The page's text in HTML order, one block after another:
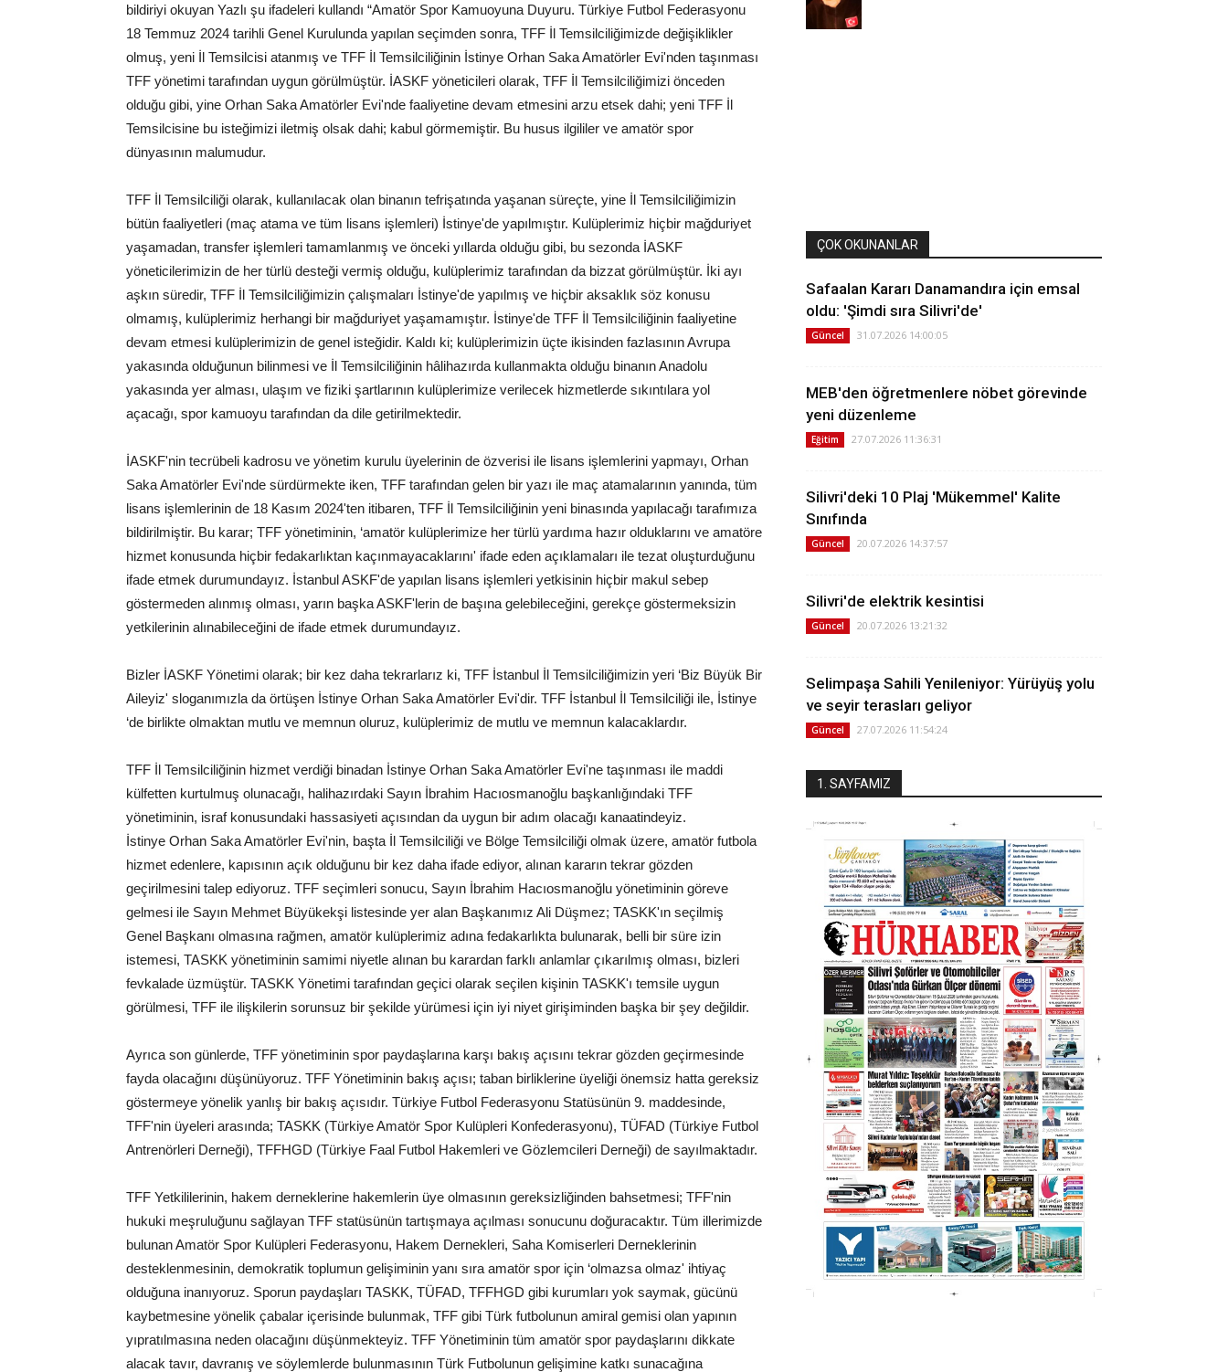
bildiriyi okuyan Yazlı şu ifadeleri kullandı “Amatör Spor Kamuoyuna Duyuru. Türkiye Futbol Federasyonu
18 Temmuz 2024 tarihli Genel Kurulunda yapılan seçimden sonra, TFF İl Temsilciliğimizde değişiklikler
olmuş, yeni İl Temsilcisi atanmış ve TFF İl Temsilciliğinin İstinye Orhan Saka Amatörler Evi'nden taşınması
TFF yönetimi tarafından uygun görülmüştür. İASKF yöneticileri olarak, TFF İl Temsilciliğimizi önceden
olduğu gibi, yine Orhan Saka Amatörler Evi'nde faaliyetine devam etmesini arzu etsek dahi; yeni TFF İl
Temsilcisine bu isteğimizi iletmiş olsak dahi; kabul görmemiştir. Bu husus ilgililer ve amatör spor
dünyasının malumudur.
TFF İl Temsilciliği olarak, kullanılacak olan binanın tefrişatında yaşanan süreçte, yine İl Temsilciliğimizin
bütün faaliyetleri (maç atama ve tüm lisans işlemleri) İstinye'de yapılmıştır. Kulüplerimiz hiçbir mağduriyet
yaşamadan, transfer işlemleri tamamlanmış ve önceki yıllarda olduğu gibi, bu sezonda İASKF
yöneticilerimizin de her türlü desteği vermiş olduğu, kulüplerimiz tarafından da bizzat görülmüştür. İki ayı
aşkın süredir, TFF İl Temsilciliğimizin çalışmaları İstinye'de yapılmış ve hiçbir aksaklık söz konusu
olmamış, kulüplerimiz herhangi bir mağduriyet yaşamamıştır. İstinye'de TFF İl Temsilciliğinin faaliyetine
devam etmesi kulüplerimizin de genel isteğidir. Kaldı ki; kulüplerimizin üçte ikisinden fazlasının Avrupa
yakasında olduğunun bilinmesi ve İl Temsilciliğinin hâlihazırda kullanmakta olduğu binanın Anadolu
yakasında yer alması, ulaşım ve fiziki şartlarının kulüplerimize verilecek hizmetlerde sıkıntılara yol
açacağı, spor kamuoyu tarafından da dile getirilmektedir.
İASKF'nin tecrübeli kadrosu ve yönetim kurulu üyelerinin de özverisi ile lisans işlemlerini yapmayı, Orhan
Saka Amatörler Evi'nde sürdürmekte iken, TFF tarafından gelen bir yazı ile maç atamalarının yanında, tüm
lisans işlemlerinin de 18 Kasım 2024'ten itibaren, TFF İl Temsilciliğinin yeni binasında yapılacağı tarafımıza
bildirilmiştir. Bu karar; TFF yönetiminin, ‘amatör kulüplerimize her türlü yardıma hazır olduklarını ve amatöre
hizmet konusunda hiçbir fedakarlıktan kaçınmayacaklarını' ifade eden açıklamaları ile tezat oluşturduğunu
ifade etmek durumundayız. İstanbul ASKF'de yapılan lisans işlemleri yetkisinin hiçbir makul sebep
göstermeden alınmış olması, yarın başka ASKF'lerin de başına gelebileceğini, gerekçe göstermeksizin
yetkilerinin alınabileceğini de ifade etmek durumundayız.
Bizler İASKF Yönetimi olarak; bir kez daha tekrarlarız ki, TFF İstanbul İl Temsilciliğimizin yeri ‘Biz Büyük Bir
Aileyiz' sloganımızla da örtüşen İstinye Orhan Saka Amatörler Evi'dir. TFF İstanbul İl Temsilciliği ile, İstinye
‘de birlikte olmaktan mutlu ve memnun oluruz, kulüplerimiz de mutlu ve memnun kalacaklardır.
TFF İl Temsilciliğinin hizmet verdiği binadan İstinye Orhan Saka Amatörler Evi'ne taşınması ile maddi
külfetten kurtulmuş olunacağı, halihazırdaki Sayın İbrahim Hacıosmanoğlu başkanlığındaki TFF
yönetiminin, israf konusundaki hassasiyeti açısından da uygun bir adım olacağı kanaatindeyiz.
İstinye Orhan Saka Amatörler Evi'nin, başta İl Temsilciliği ve Bölge Temsilciliği olmak üzere, amatör futbola
hizmet edenlere, kapısının açık olduğunu bir kez daha ifade ediyor, alınan kararın tekrar gözden
geçirilmesini talep ediyoruz. TFF seçimleri sonucu, Sayın İbrahim Hacıosmanoğlu yönetiminin göreve
gelmesi ile Sayın Mehmet Büyükekşi listesinde yer alan Başkanımız Ali Düşmez; TASKK'ın seçilmiş
Genel Başkanı olmasına rağmen, amatör kulüplerimiz adına fedakarlıkta bulunarak, belli bir süre izin
istemesi, TASKK yönetiminin samimi niyetle alınan bu karardan farklı anlamlar çıkarılmış olması, bizleri
fevkalade üzmüştür. TASKK Yönetimi tarafından geçici olarak seçilen kişinin TASKK'ı temsile uygun
görülmesi, TFF ile ilişkilerin sorunsuz bir şekilde yürümesi için iyi niyet girişiminden başka bir şey değildir.
Ayrıca son günlerde, TFF yönetiminin spor paydaşlarına karşı bakış açısını tekrar gözden geçirmesinde
fayda olacağını düşünüyoruz. TFF Yönetiminin bakış açısı; taban birliklerine üyeliği önemsiz hatta gereksiz
göstermeye yönelik yanlış bir bakış açısıdır. Türkiye Futbol Federasyonu Statüsünün 9. maddesinde,
TFF'nin üyeleri arasında; TASKK (Türkiye Amatör Spor Kulüpleri Konfederasyonu), TÜFAD (Türkiye Futbol
Antrenörleri Derneği), TFFHGD (Türkiye Faal Futbol Hakemleri ve Gözlemcileri Derneği) de sayılmaktadır.
TFF Yetkililerinin, hakem derneklerine hakemlerin üye olmasının gereksizliğinden bahsetmesi; TFF'nin
hukuki meşruluğunu sağlayan TFF statüsünün tartışmaya açılması sonucunu doğuracaktır. Tüm illerimizde
bulunan Amatör Spor Kulüpleri Federasyonu, Hakem Dernekleri, Saha Komiserleri Derneklerinin
desteklenmesinin, demokratik toplumun gelişiminin yanı sıra amatör spor için ‘olmazsa olmaz' ihtiyaç
olduğuna inanıyoruz. Sporun paydaşları TASKK, TÜFAD, TFFHGD gibi kurumları yok saymak, gücünü
kaybetmesine yönelik çabalar içerisinde bulunmak, TFF gibi Türk futbolunun amiral gemisi olan yapının
yıpratılmasına neden olacağını düşünmekteyiz. TFF Yönetiminin tüm amatör spor paydaşlarını dikkate
alacak tavır, davranış ve söylemlerde bulunmasının Türk Futbolunun gelişimine katkı sunacağına
ÇOK OKUNANLAR
Safaalan Kararı Danamandıra için emsal
oldu: 'Şimdi sıra Silivri'de'
Güncel 31.07.2026 14:00:05
MEB'den öğretmenlere nöbet görevinde
yeni düzenleme
Eğitim 27.07.2026 11:36:31
Silivri'deki 10 Plaj 'Mükemmel' Kalite
Sınıfında
Güncel 20.07.2026 14:37:57
Silivri'de elektrik kesintisi
Güncel 20.07.2026 13:21:32
Selimpaşa Sahili Yenileniyor: Yürüyüş yolu
ve seyir terasları geliyor
Güncel 27.07.2026 11:54:24
1. SAYFAMIZ